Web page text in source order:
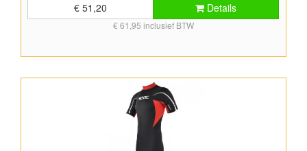
€ 51,20 Details
€ 61,95 inclusief BTW